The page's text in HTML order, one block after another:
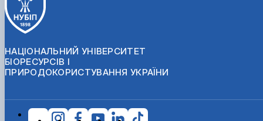
НАЦІОНАЛЬНИЙ УНІВЕРСИТЕТ
БІОРЕСУРСІВ І
ПРИРОДОКОРИСТУВАННЯ УКРАЇНИ